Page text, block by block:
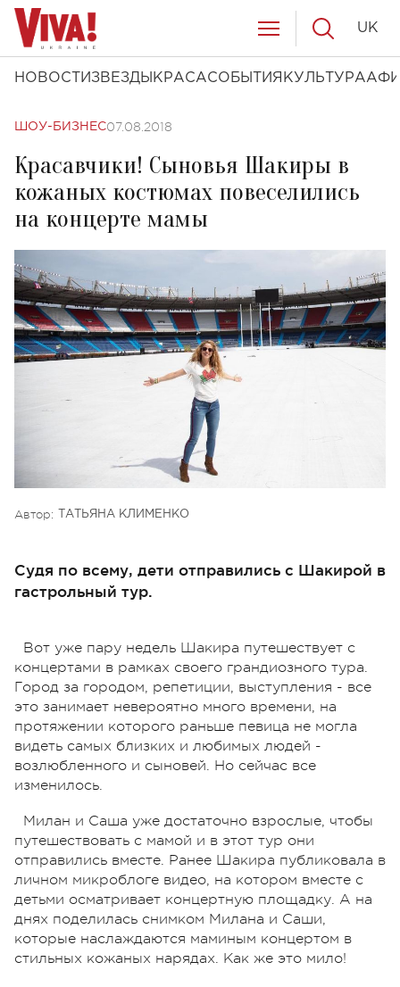
НОВОСТИ ЗВЕЗДЫ КРАСАСОБЫТИЯ КУЛЬТУРА
UK
ШОУ-БИЗНЕС07.08.2018
Красавчики! Сыновья Шакиры в
кожаных костюмах повеселились
на концерте мамы
Автор: ТАТЬЯНА КЛИМЕНКО
Судя по всему, дети отправились с Шакирой в
гастрольный тур.
Вот уже пару недель Шакира путешествует с
концертами в рамках своего грандиозного тура.
Город за городом, репетиции, выступления - все
это занимает невероятно много времени, на
протяжении которого раньше певица не могла
видеть самых близких и любимых людей -
возлюбленного и сыновей. Но сейчас все
изменилось.
Милан и Саша уже достаточно взрослые, чтобы
путешествовать с мамой и в этот тур они
отправились вместе. Ранее Шакира публиковала в
личном микроблоге видео, на котором вместе с
детьми осматривает концертную площадку. А на
днях поделилась снимком Милана и Саши,
которые наслаждаются маминым концертом в
стильных кожаных нарядах. Как же это мило!